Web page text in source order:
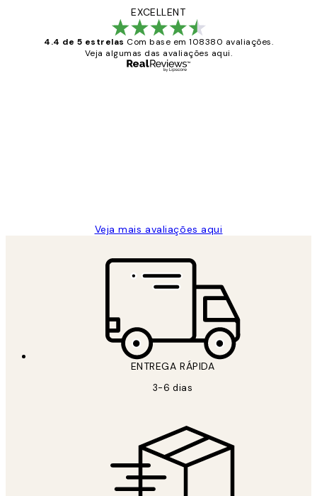
EXCELLENT
4.4 de 5 estrelas Com base em 108380 avaliações.
Veja algumas das avaliações aqui.
Veja mais avaliações aqui
ENTREGA RÁPIDA
3-6 dias